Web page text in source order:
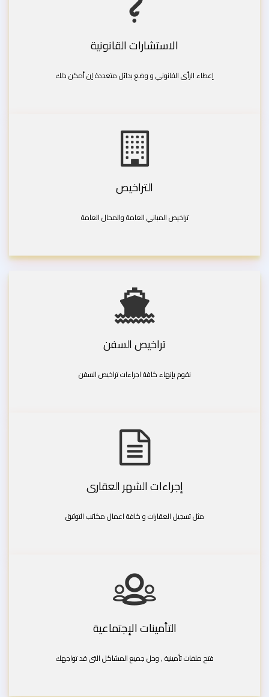
الاستشارات القانونية
إعطاء الرأى القانوني و وضع بدائل متعددة إن أمكن ذلك
التراخيص
تراخيص المباني العامة والمحال العامة
تراخيص السفن
نقوم بإنهاء كافة اجراءات تراخيص السفن
إجراءات الشهر العقارى
مثل تسجيل العقارات و كافة اعمال مكاتب التوثيق
التأمينات الإجتماعية
فتح ملفات تأمينية , وحل جميع المشاكل التى قد تواجهك